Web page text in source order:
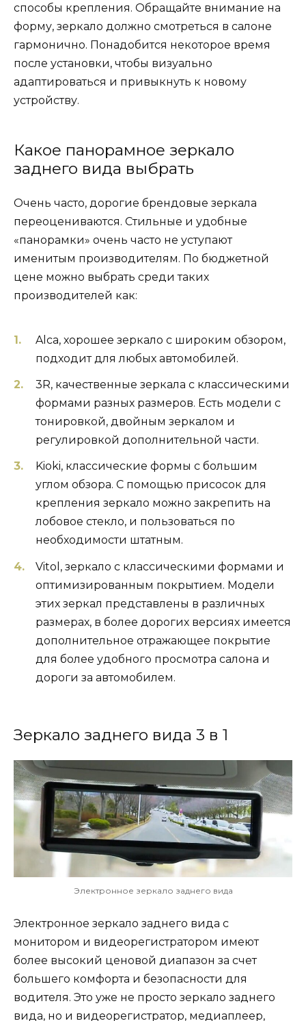
способы крепления. Обращайте внимание на
форму, зеркало должно смотреться в салоне
гармонично. Понадобится некоторое время
после установки, чтобы визуально
адаптироваться и привыкнуть к новому
устройству.
Какое панорамное зеркало
заднего вида выбрать
Очень часто, дорогие брендовые зеркала
переоцениваются. Стильные и удобные
«панорамки» очень часто не уступают
именитым производителям. По бюджетной
цене можно выбрать среди таких
производителей как:
Alca, хорошее зеркало с широким обзором,
подходит для любых автомобилей.
3R, качественные зеркала с классическими
формами разных размеров. Есть модели с
тонировкой, двойным зеркалом и
регулировкой дополнительной части.
Kioki, классические формы с большим
углом обзора. С помощью присосок для
крепления зеркало можно закрепить на
лобовое стекло, и пользоваться по
необходимости штатным.
Vitol, зеркало с классическими формами и
оптимизированным покрытием. Модели
этих зеркал представлены в различных
размерах, в более дорогих версиях имеется
дополнительное отражающее покрытие
для более удобного просмотра салона и
дороги за автомобилем.
Зеркало заднего вида 3 в 1
Электронное зеркало заднего вида
Электронное зеркало заднего вида с
монитором и видеорегистратором имеют
более высокий ценовой диапазон за счет
большего комфорта и безопасности для
водителя. Это уже не просто зеркало заднего
вида, но и видеорегистратор, медиаплеер,